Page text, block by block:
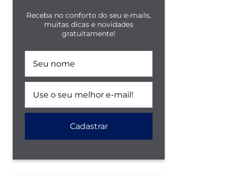
Receba no conforto do seu e-mails,
muitas dicas e novidades
gratuitamente!